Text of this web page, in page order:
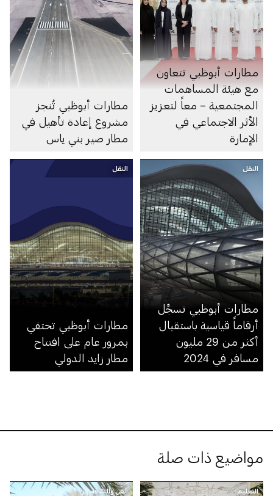
مطارات أبوظبي تتعاون
مع هيئة المساهمات
المجتمعية – معاً لتعزيز
الأثر الاجتماعي في
الإمارة
مطارات أبوظبي تُنجز
مشروع إعادة تأهيل في
مطار صير بني ياس
النقل
مطارات أبوظبي تسجِّل
أرقاماً قياسية باستقبال
أكثر من 29 مليون
مسافر في 2024
النقل
مطارات أبوظبي تحتفي
بمرور عام على افتتاح
مطار زايد الدولي
مواضيع ذات صلة
التعليم الفن والثقافة